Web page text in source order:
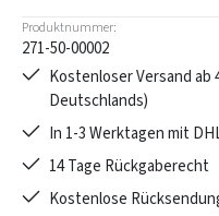
Produktnummer:
271-50-00002
Kostenloser Versand
Deutschlands)
In 1-3 Werktagen mit
14 Tage Rückgaberecht
Kostenlose